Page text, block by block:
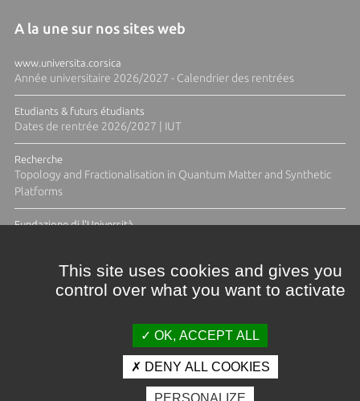
A la une sur nos sites web
www.universita.corsica
Année universitaire 2026/2027 - Calendrier des rentrées
Etudiants & futurs étudiants
Dates de rentrée 2026/2027 | IUT
Recherche
Topology and Fractionalisation in Quantum Matter and Synthetic
Platforms
Fundazione di l'Università
Crédits et mentions légales
This site uses cookies and gives you
control over what you want to activate
OK, ACCEPT ALL
DENY ALL COOKIES
PERSONALIZE